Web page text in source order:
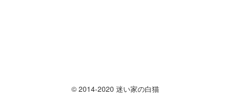
© 2014-2020 迷い家の白猫